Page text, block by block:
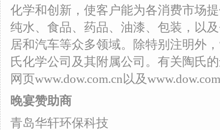
化学和创新，使客户能为各消费市场
纯水、食品、药品、油漆、包装，以
居和汽车等众多领域。除特别注明外
氏化学公司及其附属公司。有关陶氏
网页www.dow.com.cn以及
晚宴赞助商
青岛华轩环保科技